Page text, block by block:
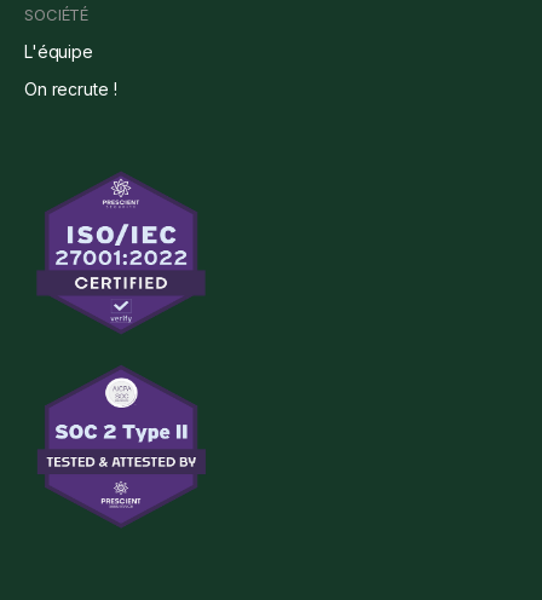
SOCIÉTÉ
L'équipe
On recrute !